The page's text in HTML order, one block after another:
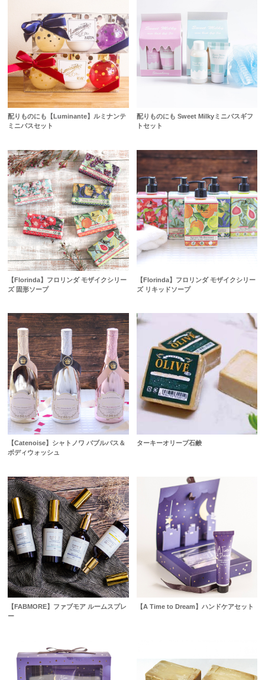
配りものにも【Luminante】ルミナンテ
ミニバスセット
配りものにも Sweet Milkyミニバスギフ
トセット
【Florinda】フロリンダ モザイクシリー
ズ 固形ソープ
【Florinda】フロリンダ モザイクシリー
ズ リキッドソープ
【Catenoise】シャトノワ バブルバス＆
ボディウォッシュ
ターキーオリーブ石鹸
【FABMORE】ファブモア ルームスプレ
ー
【A Time to Dream】ハンドケアセット